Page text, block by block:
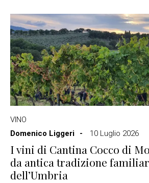
VINO
Domenico Liggeri
10 Luglio 2026
I vini di Cantina Cocco di
da antica tradizione
dell’Umbria